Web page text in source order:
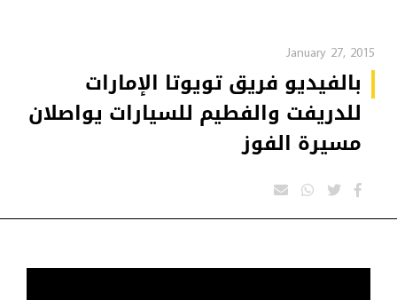
January 27, 2015
بالفيديو فريق تويوتا الإمارات
للدريفت والفطيم للسيارات يواصلان
مسيرة الفوز